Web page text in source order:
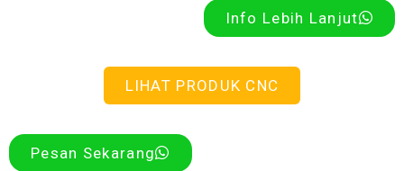
Info Lebih Lanjut
LIHAT PRODUK CNC
Pesan Sekarang